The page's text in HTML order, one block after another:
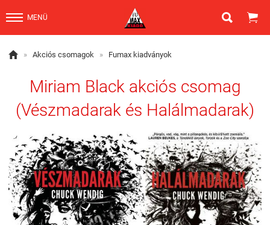
MENÜ  
 » Akciós csomagok » Fumax kiadványok
Miriam Black akciós csomag
(Vészmadarak és Halálmadarak)